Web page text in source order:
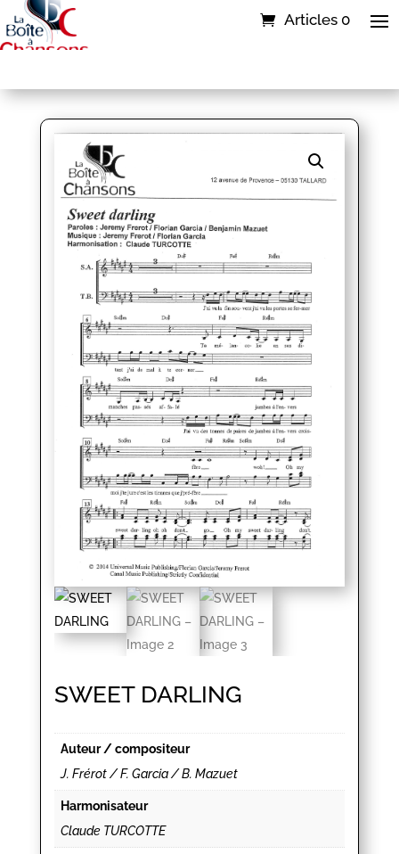
Articles 0
SWEET DARLING
Auteur / compositeur
J. Frérot / F. Garcia / B. Mazuet
Harmonisateur
Claude TURCOTTE